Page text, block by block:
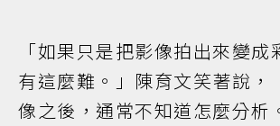
「如果只是把影像拍出來變成
有這麼難。」陳育文笑著說，
像之後，通常不知道怎麼分析